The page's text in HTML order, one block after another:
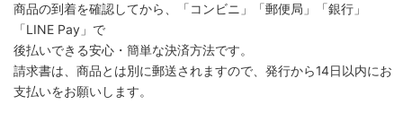
商品の到着を確認してから、「コンビニ」「郵便局」「銀行」
「LINE Pay」で
後払いできる安心・簡単な決済方法です。
請求書は、商品とは別に郵送されますので、発行から14日以内にお
支払いをお願いします。